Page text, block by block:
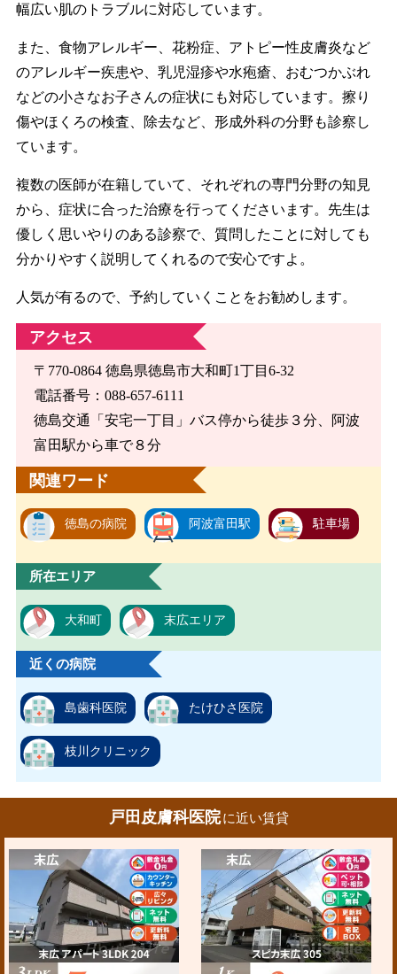
幅広い肌のトラブルに対応しています。
また、食物アレルギー、花粉症、アトピー性皮膚炎など
のアレルギー疾患や、乳児湿疹や水疱瘡、おむつかぶれ
などの小さなお子さんの症状にも対応しています。擦り
傷やほくろの検査、除去など、形成外科の分野も診察し
ています。
複数の医師が在籍していて、それぞれの専門分野の知見
から、症状に合った治療を行ってくださいます。先生は
優しく思いやりのある診察で、質問したことに対しても
分かりやすく説明してくれるので安心ですよ。
人気が有るので、予約していくことをお勧めします。
アクセス
〒770-0864 徳島県徳島市大和町1丁目6-32
電話番号：088-657-6111
徳島交通「安宅一丁目」バス停から徒歩３分、阿波
富田駅から車で８分
関連ワード
徳島の病院 阿波富田駅 駐車場
所在エリア
大和町 末広エリア
近くの病院
島歯科医院 たけひさ医院
枝川クリニック
戸田皮膚科医院 に近い賃貸